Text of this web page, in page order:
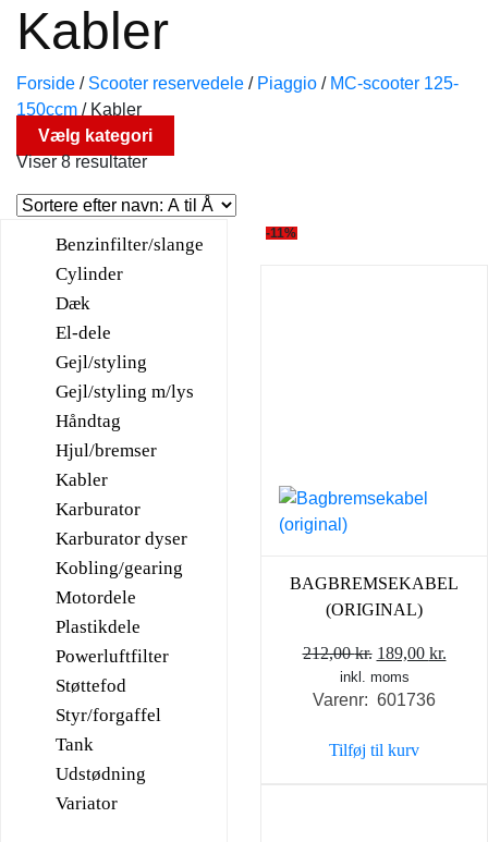
Kabler
Forside / Scooter reservedele / Piaggio / MC-scooter 125-
150ccm /Kabler
Vælg kategori
Viser 8 resultater
Benzinfilter/slange
Cylinder
Dæk
El-dele
Gejl/styling
Gejl/styling m/lys
Håndtag
Hjul/bremser
Kabler
Karburator
Karburator dyser
Kobling/gearing
Motordele
Plastikdele
Powerluftfilter
Støttefod
Styr/forgaffel
Tank
Udstødning
Variator
-11%
BAGBREMSEKABEL
(ORIGINAL)
212,00kr. Den
oprindelige
pris
212,00 kr..
189,00 kr.
inkl. moms
Varenr: 601736
Tilføj til kurv